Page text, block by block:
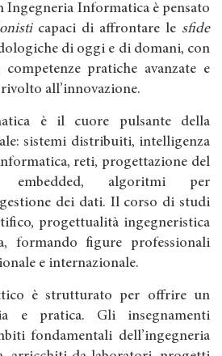
Informatica è pensato
capaci di affrontare le sfide
di oggi e di domani, con
pratiche avanzate e
all’innovazione.
è il cuore pulsante della
sistemi distribuiti, intelligenza
reti, progettazione del
embedded, algoritmi per
dei dati. Il corso di studi
progettualità ingegneristica
formando figure professionali
e internazionale.
è strutturato per offrire un
e pratica. Gli insegnamenti
fondamentali dell’ingegneria